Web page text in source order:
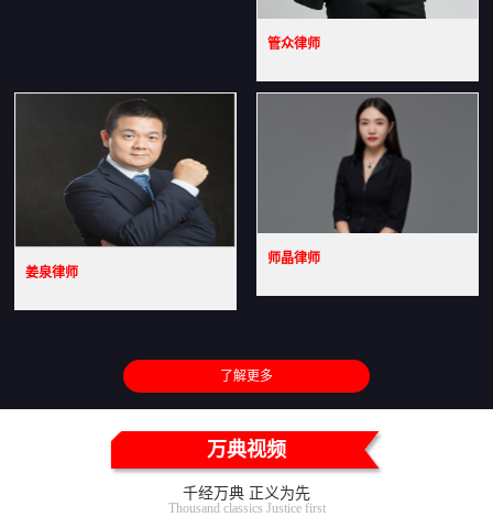
管众律师
姜泉律师
师晶律师
了解更多
万典视频
千经万典 正义为先
Thousand classics Justice first